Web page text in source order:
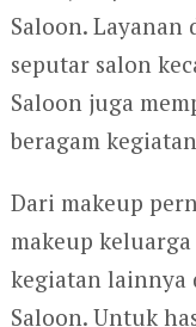
Saloon. Layanan
seputar salon
Saloon juga
beragam
Dari makeup
makeup
kegiatan lainnya
Saloon. Untuk